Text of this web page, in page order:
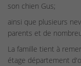
son chien Gus;
ainsi que plusieurs
parents et de
La famille tient à
étage département